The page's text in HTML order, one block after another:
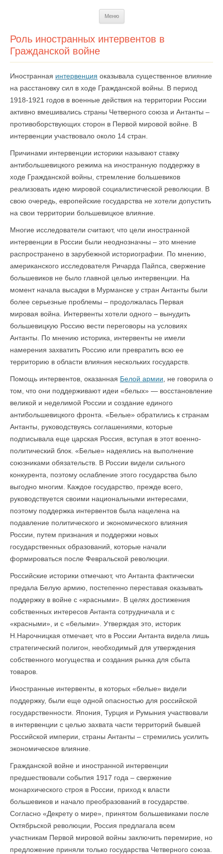
Меню
Роль иностранных интервентов в
Гражданской войне
Иностранная интервенция оказывала существенное влияние
на расстановку сил в ходе Гражданской войны. В период
1918-1921 годов в военные действия на территории России
активно вмешивались страны Четверного союза и Антанты –
противоборствующих сторон в Первой мировой войне. В
интервенции участвовало около 14 стран.
Причинами интервенции историки называют ставку
антибольшевицкого режима на иностранную поддержку в
ходе Гражданской войны, стремление большевиков
реализовать идею мировой социалистической революции. В
свою очередь, европейские государства не хотели допустить
на свои территории большевицкое влияние.
Многие исследователи считают, что цели иностранной
интервенции в России были неоднозначны – это мнение
распространено в зарубежной историографии. По мнению,
американского исследователя Ричарда Пайпса, свержение
большевиков не было главной целью интервенции. На
момент начала высадки в Мурманске у стран Антанты были
более серьезные проблемы – продолжалась Первая
мировая война. Интервенты хотели одного – вынудить
большевицкую Россию вести переговоры на условиях
Антанты. По мнению историка, интервенты не имели
намерения захватить Россию или превратить всю ее
территорию в области влияния нескольких государств.
Помощь интервентов, оказанная Белой армии , не говорила о
том, что они поддерживают идеи «белых» — восстановление
великой и неделимой России и создание единого
антибольшевицкого фронта. «Белые» обратились к странам
Антанты, руководствуясь соглашениями, которые
подписывала еще царская Россия, вступая в этот военно-
политический блок. «Белые» надеялись на выполнение
союзниками обязательств. В России видели сильного
конкурента, поэтому ослабление этого государства было
выгодно многим. Каждое государство, прежде всего,
руководствуется своими национальными интересами,
поэтому поддержка интервентов была нацелена на
подавление политического и экономического влияния
России, путем признания и поддержки новых
государственных образований, которые начали
формироваться после Февральской революции.
Российские историки отмечают, что Антанта фактически
предала Белую армию, постепенно переставая оказывать
поддержку в войне с «красными». В целях достижения
собственных интересов Антанта сотрудничала и с
«красными», и с «белыми». Утверждая это, историк
Н.Нарочницкая отмечает, что в России Антанта видела лишь
стратегический полигон, необходимый для утверждения
собственного могущества и создания рынка для сбыта
товаров.
Иностранные интервенты, в которых «белые» видели
поддержку, были еще одной опасностью для российской
государственности. Япония, Турция и Румыния участвовали
в интервенции с целью захвата части территорий бывшей
Российской империи, страны Антанты – стремились усилить
экономическое влияние.
Гражданской войне и иностранной интервенции
предшествовали события 1917 года – свержение
монархического строя в России, приход к власти
большевиков и начало преобразований в государстве.
Согласно «Декрету о мире», принятом большевиками после
Октябрьской революции, Россия предлагала всем
участникам Первой мировой войны заключить перемирие, но
предложение приняли только государства Четверного союза.